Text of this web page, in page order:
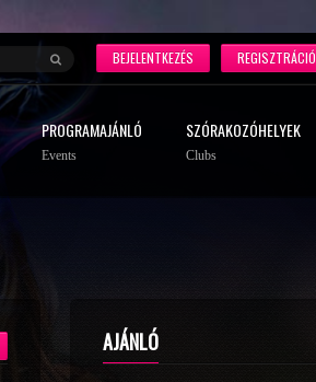
REGISZTRÁCIÓ
BEJELENTKEZÉS
PROGRAMAJÁNLÓ
Events
SZÓRAKOZÓHELYEK
Clubs
AJÁNLÓ